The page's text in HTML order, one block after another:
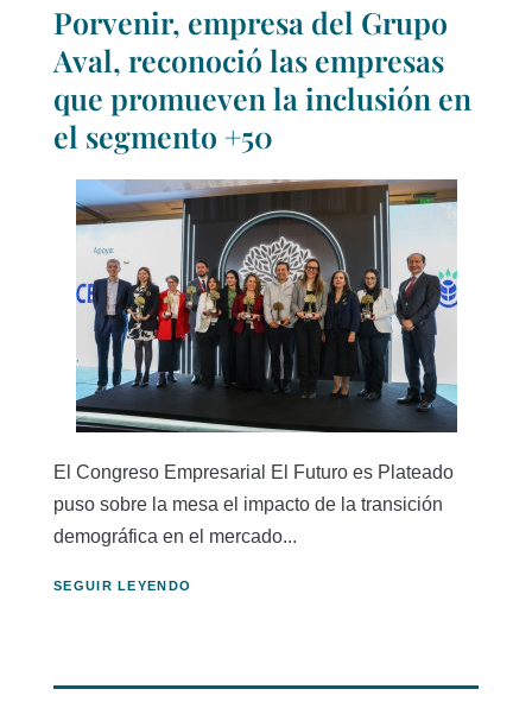
Porvenir, empresa del Grupo
Aval, reconoció las empresas
que promueven la inclusión en
el segmento +50
El Congreso Empresarial El Futuro es Plateado
puso sobre la mesa el impacto de la transición
demográfica en el mercado...
SEGUIR LEYENDO